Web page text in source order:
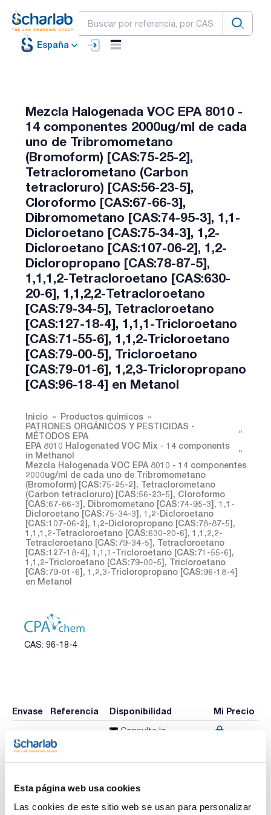
Esta página web usa cookies
Las cookies de este sitio web se usan para personalizar
España
Mezcla Halogenada VOC EPA 8010 -
14 componentes 2000ug/ml de cada
uno de Tribromometano
(Bromoform) [CAS:75-25-2],
Tetraclorometano (Carbon
tetracloruro) [CAS:56-23-5],
Cloroformo [CAS:67-66-3],
Dibromometano [CAS:74-95-3], 1,1-
Dicloroetano [CAS:75-34-3], 1,2-
Dicloroetano [CAS:107-06-2], 1,2-
Dicloropropano [CAS:78-87-5],
1,1,1,2-Tetracloroetano [CAS:630-
20-6], 1,1,2,2-Tetracloroetano
[CAS:79-34-5], Tetracloroetano
[CAS:127-18-4], 1,1,1-Tricloroetano
[CAS:71-55-6], 1,1,2-Tricloroetano
[CAS:79-00-5], Tricloroetano
[CAS:79-01-6], 1,2,3-Tricloropropano
[CAS:96-18-4] en Metanol
Inicio
Productos químicos
PATRONES ORGÁNICOS Y PESTICIDAS -
MÉTODOS EPA
EPA 8010 Halogenated VOC Mix - 14 components
in Methanol
Mezcla Halogenada VOC EPA 8010 - 14 componentes
2000ug/ml de cada uno de Tribromometano
(Bromoform) [CAS:75-25-2], Tetraclorometano
(Carbon tetracloruro) [CAS:56-23-5], Cloroformo
[CAS:67-66-3], Dibromometano [CAS:74-95-3], 1,1-
Dicloroetano [CAS:75-34-3], 1,2-Dicloroetano
[CAS:107-06-2], 1,2-Dicloropropano [CAS:78-87-5],
1,1,1,2-Tetracloroetano [CAS:630-20-6], 1,1,2,2-
Tetracloroetano [CAS:79-34-5], Tetracloroetano
[CAS:127-18-4], 1,1,1-Tricloroetano [CAS:71-55-6],
1,1,2-Tricloroetano [CAS:79-00-5], Tricloroetano
[CAS:79-01-6], 1,2,3-Tricloropropano [CAS:96-18-4]
en Metanol
CAS: 96-18-4
Envase Referencia Disponibilidad Mi Precio
Consulte la
producto